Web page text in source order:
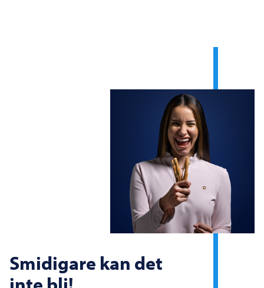
Smidigare kan det